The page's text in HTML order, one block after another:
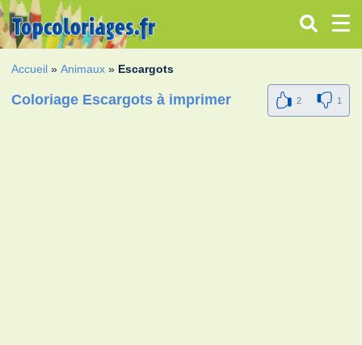
Accueil »Animaux » Escargots
Coloriage Escargots à imprimer 2 1